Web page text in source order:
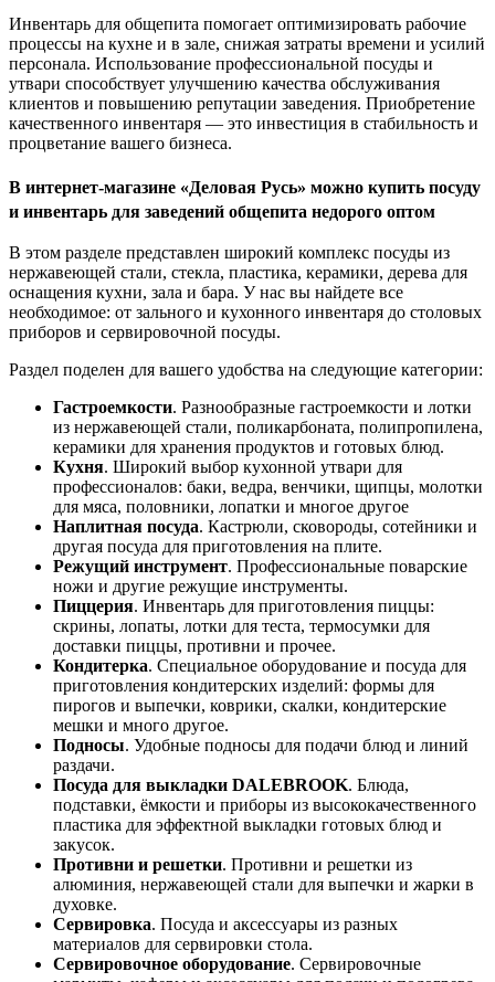
Инвентарь для общепита помогает оптимизировать рабочие
процессы на кухне и в зале, снижая затраты времени и усилий
персонала. Использование профессиональной посуды и
утвари способствует улучшению качества обслуживания
клиентов и повышению репутации заведения. Приобретение
качественного инвентаря — это инвестиция в стабильность и
процветание вашего бизнеса.
В интернет-магазине «Деловая Русь» можно купить посуду
и инвентарь для заведений общепита недорого оптом
В этом разделе представлен широкий комплекс посуды из
нержавеющей стали, стекла, пластика, керамики, дерева для
оснащения кухни, зала и бара. У нас вы найдете все
необходимое: от зального и кухонного инвентаря до столовых
приборов и сервировочной посуды.
Раздел поделен для вашего удобства на следующие категории:
Гастроемкости. Разнообразные гастроемкости и лотки
из нержавеющей стали, поликарбоната, полипропилена,
керамики для хранения продуктов и готовых блюд.
Кухня. Широкий выбор кухонной утвари для
профессионалов: баки, ведра, венчики, щипцы, молотки
для мяса, половники, лопатки и многое другое
Наплитная посуда. Кастрюли, сковороды, сотейники и
другая посуда для приготовления на плите.
Режущий инструмент. Профессиональные поварские
ножи и другие режущие инструменты.
Пиццерия. Инвентарь для приготовления пиццы:
скрины, лопаты, лотки для теста, термосумки для
доставки пиццы, противни и прочее.
Кондитерка. Специальное оборудование и посуда для
приготовления кондитерских изделий: формы для
пирогов и выпечки, коврики, скалки, кондитерские
мешки и много другое.
Подносы. Удобные подносы для подачи блюд и линий
раздачи.
Посуда для выкладки DALEBROOK. Блюда,
подставки, ёмкости и приборы из высококачественного
пластика для эффектной выкладки готовых блюд и
закусок.
Противни и решетки. Противни и решетки из
алюминия, нержавеющей стали для выпечки и жарки в
духовке.
Сервировка. Посуда и аксессуары из разных
материалов для сервировки стола.
Сервировочное оборудование. Сервировочные